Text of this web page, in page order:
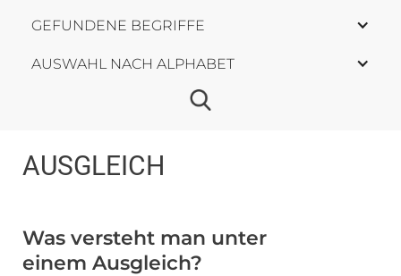
GEFUNDENE BEGRIFFE
AUSWAHL NACH ALPHABET
AUSGLEICH
Was versteht man unter
einem Ausgleich?